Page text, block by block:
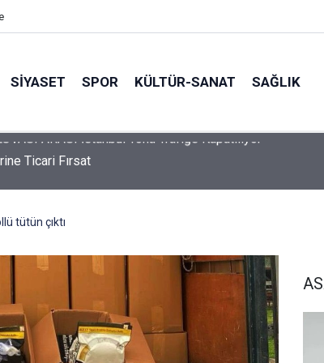
SİYASET SPOR KÜLTÜR-SANAT SAĞLIK
Ticari Fırsat
tütün çıktı